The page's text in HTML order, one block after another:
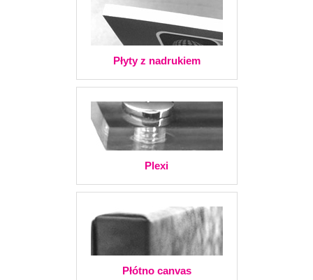
Płyty z nadrukiem
Plexi
Płótno canvas